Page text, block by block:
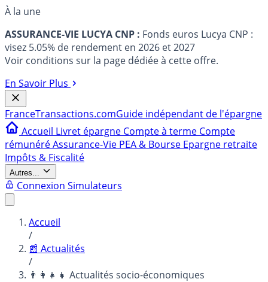
À la une
ASSURANCE-VIE LUCYA CNP : Fonds euros Lucya CNP :
visez 5.05% de rendement en 2026 et 2027
Voir conditions sur la page dédiée à cette offre.
En Savoir Plus
FranceTransactions.comGuide indépendant de l'épargne
Accueil Livret épargne Compte à terme Compte
rémunéréAssurance-Vie PEA & Bourse Epargne retraite
Impôts & Fiscalité
Autres...
Connexion Simulateurs
Accueil
/
📰 Actualités
/
👨‍👩‍👧‍👧 Actualités socio-économiques